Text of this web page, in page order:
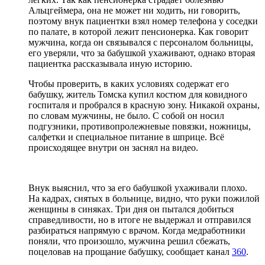
Альцгеймера, она не может ни ходить, ни говорить,
поэтому внук пациентки взял номер телефона у соседки
по палате, в которой лежит пенсионерка. Как говорит
мужчина, когда он связывался с персоналом больницы,
его уверяли, что за бабушкой ухаживают, однако вторая
пациентка рассказывала иную историю.
Чтобы проверить, в каких условиях содержат его
бабушку, житель Томска купил костюм для ковидного
госпиталя и пробрался в красную зону. Никакой охраны,
по словам мужчины, не было. С собой он носил
подгузники, противопролежневые повязки, ножницы,
салфетки и специальное питание в шприце. Всё
происходящее внутри он заснял на видео.
Внук выяснил, что за его бабушкой ухаживали плохо.
На кадрах, снятых в больнице, видно, что руки пожилой
женщины в синяках. Три дня он пытался добиться
справедливости, но в итоге не выдержал и отправился
разбираться напрямую с врачом. Когда медработники
поняли, что произошло, мужчина решил сбежать,
поцеловав на прощание бабушку, сообщает канал 360.